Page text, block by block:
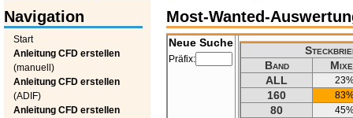
Navigation
Start
Anleitung CFD erstellen
(manuell)
Anleitung CFD erstellen
(ADIF)
Anleitung CFD erstellen
Most-Wanted-
Neue Suche
Präfix:
Band
ALL
160
80